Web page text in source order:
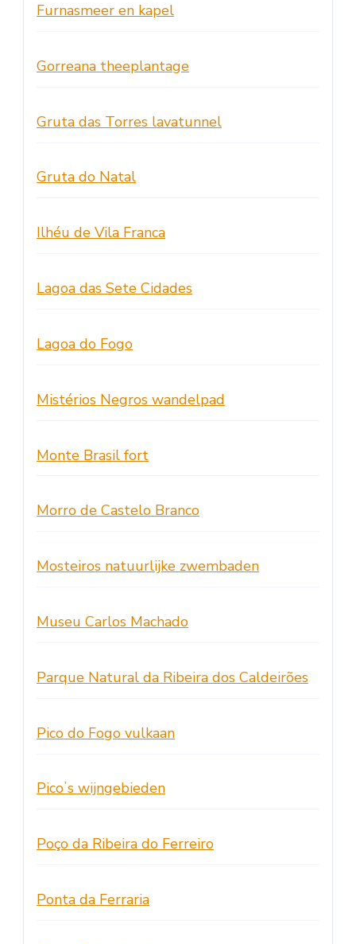
Furnasmeer en kapel
Gorreana theeplantage
Gruta das Torres lavatunnel
Gruta do Natal
Ilhéu de Vila Franca
Lagoa das Sete Cidades
Lagoa do Fogo
Mistérios Negros wandelpad
Monte Brasil fort
Morro de Castelo Branco
Mosteiros natuurlijke zwembaden
Museu Carlos Machado
Parque Natural da Ribeira dos Caldeirões
Pico do Fogo vulkaan
Picoʼs wijngebieden
Poço da Ribeira do Ferreiro
Ponta da Ferraria